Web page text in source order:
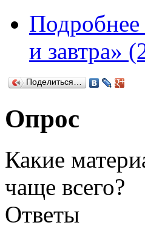
Подробнее
и завтра»
Поделиться…
Опрос
Какие
чаще всего?
Ответы